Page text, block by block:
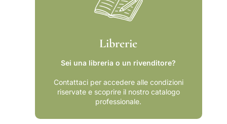
Librerie
Sei una libreria o un rivenditore?
Contattaci per accedere alle condizioni
riservate e scoprire il nostro catalogo
professionale.